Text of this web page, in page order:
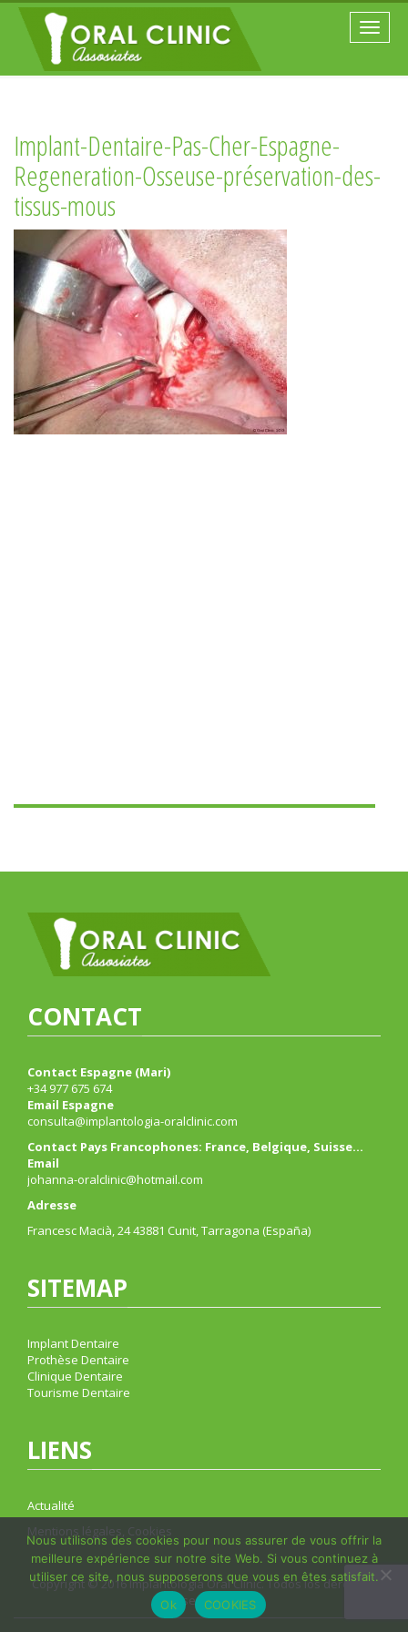
Toggle
Implant-Dentaire-Pas-Cher-Espagne-
Regeneration-Osseuse-préservation-des-
tissus-mous
CONTACT
Contact Espagne (Mari)
+34 977 675 674
Email Espagne
consulta@implantologia-oralclinic.com
Contact Pays Francophones: France, Belgique, Suisse…
Email
johanna-oralclinic@hotmail.com
Adresse
Francesc Macià, 24 43881 Cunit, Tarragona (España)
SITEMAP
Implant Dentaire
Prothèse Dentaire
Clinique Dentaire
Tourisme Dentaire
LIENS
Actualité
Mentions légales, Cookies
Copyright © 2016 Implantologia Oral Clinic. Todos los derechos
reservados.
Nous utilisons des cookies pour nous assurer de vous offrir la
meilleure expérience sur notre site Web. Si vous continuez à
utiliser ce site, nous supposerons que vous en êtes satisfait.
Ok
COOKIES